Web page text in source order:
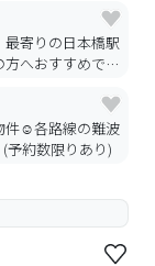
最寄りの日本橋駅
へおすすめです
件☺各路線の難波
予約数限りあり)